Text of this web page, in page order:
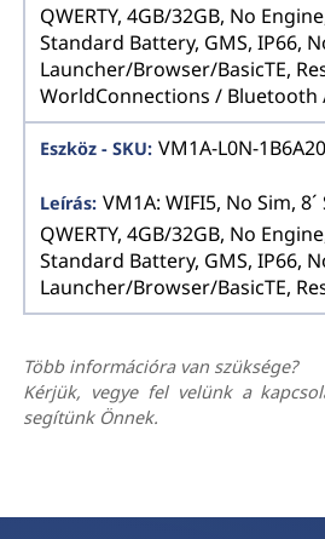
QWERTY, 4GB/32GB, No
Standard Battery, GMS, IP66,
Launcher/Browser/BasicTE,
WorldConnections / Bluetooth
VM1A-L0N-
VM1A: WIFI5, No Sim,
QWERTY, 4GB/32GB, No
Standard Battery, GMS, IP66,
Launcher/Browser/BasicTE,
Több információra van szüksége?
Kérjük, vegye fel velünk a
segítünk Önnek.